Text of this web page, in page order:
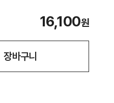
16,100원
장바구니